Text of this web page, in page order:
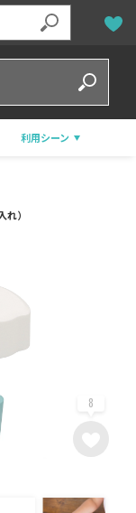
利用シーン
）
8